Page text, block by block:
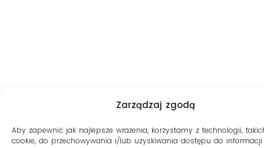
Zarządzaj zgodą
Aby zapewnić jak najlepsze wrażenia, korzystamy z technologii,
cookie, do przechowywania i/lub uzyskiwania dostępu do